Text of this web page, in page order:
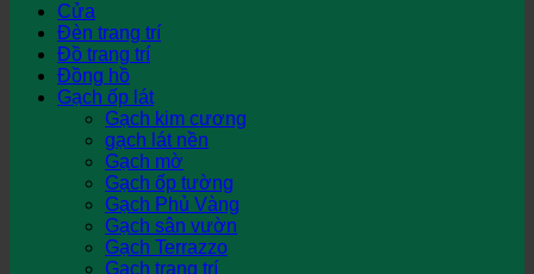
Cửa
Đèn trang trí
Đồ trang trí
Đồng hồ
Gạch ốp lát
Gạch kim cương
gạch lát nền
Gạch mờ
Gạch ốp tường
Gạch Phủ Vàng
Gạch sân vườn
Gạch Terrazzo
Gạch trang trí